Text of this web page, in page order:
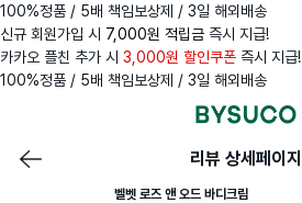
100%정품 / 5배 책임보상제 / 3일 해외배송
신규 회원가입 시 7,000원 적립금 즉시 지급!
카카오 플친 추가 시 3,000원 할인쿠폰 즉시 지급!
100%정품 / 5배 책임보상제 / 3일 해외배송
리뷰 상세페이지
벨벳 로즈 앤 오드 바디크림